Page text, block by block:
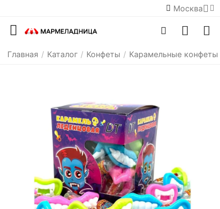
Москва
Главная / Каталог / Конфеты / Карамельные конфеты